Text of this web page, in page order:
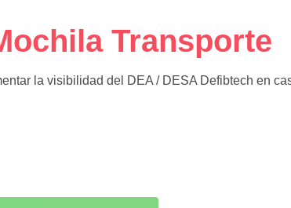
Transporte
la visibilidad del DEA / DESA Defibtech en